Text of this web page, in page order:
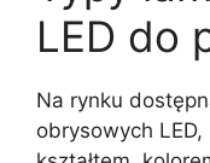
LED do
Na rynku
obrysowych